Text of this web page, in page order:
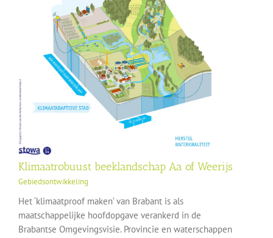
Klimaatrobuust beeklandschap Aa of Weerijs
Gebiedsontwikkeling
Het ‘klimaatproof maken’ van Brabant is als
maatschappelijke hoofdopgave verankerd in de
Brabantse Omgevingsvisie. Provincie en waterschappen